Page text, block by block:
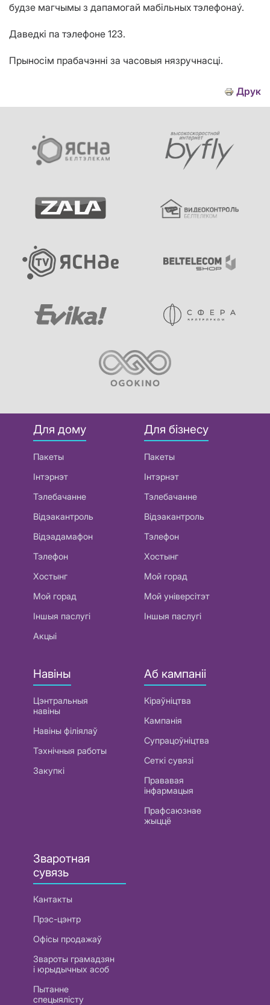
будзе магчымы з дапамогай мабiльных тэлефонаý.
Даведкi па тэлефоне 123.
Прыноciм прабачэннi за часовыя нязручнасцi.
Друк
Для дому
Пакеты
Інтэрнэт
Тэлебачанне
Відэакантроль
Відэадамафон
Тэлефон
Хостынг
Мой горад
Іншыя паслугі
Акцыі
Для бізнесу
Пакеты
Інтэрнэт
Тэлебачанне
Відэакантроль
Тэлефон
Хостынг
Мой горад
Мой універсітэт
Іншыя паслугі
Навіны
Цэнтральныя
навіны
Навіны філіялаў
Тэхнічныя работы
Закупкі
Аб кампаніі
Кіраўніцтва
Кампанія
Супрацоўніцтва
Сеткі сувязі
Прававая
інфармацыя
Прафсаюзнае
жыццё
Зваротная
сувязь
Кантакты
Прэс-цэнтр
Офісы продажаў
Звароты грамадзян
і юрыдычных асоб
Пытанне
спецыялісту